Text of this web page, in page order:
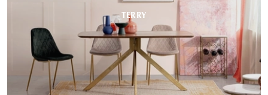
TERRY